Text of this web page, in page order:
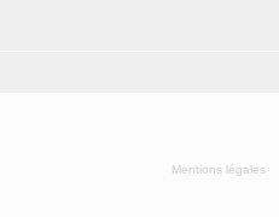
Mentions légales